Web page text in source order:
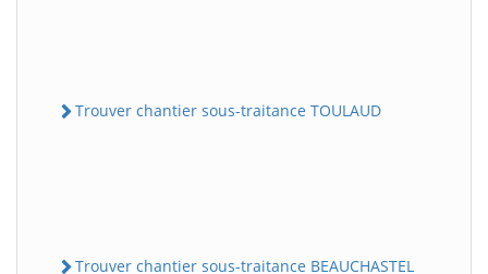
Trouver chantier sous-traitance TOULAUD
Trouver chantier sous-traitance BEAUCHASTEL